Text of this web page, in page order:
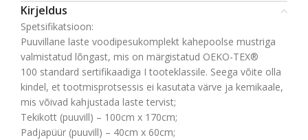
Kirjeldus
Spetsifikatsioon:
Puuvillane laste voodipesukomplekt kahepoolse mustriga
valmistatud lõngast, mis on märgistatud OEKO-TEX®
100 standard sertifikaadiga I tooteklassile. Seega võite olla
kindel, et tootmisprotsessis ei kasutata värve ja kemikaale,
mis võivad kahjustada laste tervist;
Tekikott (puuvill) – 100cm x 170cm;
Padjapüür (puuvill) – 40cm x 60cm;